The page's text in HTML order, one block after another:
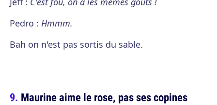
Pedro : Hmmm.
Bah on n'est pas sortis du sable.
Maurine aime le rose, pas ses copines